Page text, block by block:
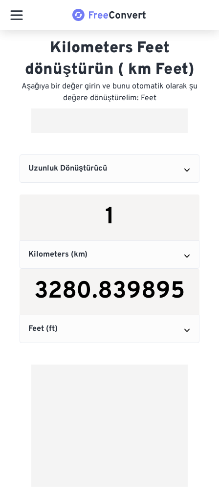
Kilometers Feet
dönüştürün ( km Feet)
Aşağıya bir değer girin ve bunu otomatik olarak şu
değere dönüştürelim: Feet